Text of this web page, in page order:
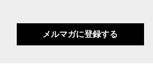
メルマガに登録する